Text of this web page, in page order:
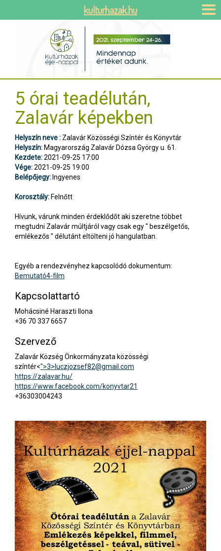
5 órai teadélután,
Zalavár képekben
Helyszín neve : Zalavár Közösségi Színtér és Könyvtár
Helyszín: Magyarország Zalavár Dózsa György u. 61.
Kezdete:2021-09-25 17:00
Vége:2021-09-25 19:00
Belépőjegy: Ingyenes
Korosztály: Felnőtt
Hívunk, várunk minden érdeklődőt aki szeretne többet
megtudni Zalavár múltjáról vagy csak egy " beszélgetős,
emlékezős " délutánt eltölteni jó hangulatban.
Egyéb a rendezvényhez kapcsolódó dokumentum:
Bemutató4-film
Kapcsolattartó
Mohácsiné Haraszti Ilona
+36 70 337 6657
Szervező
Zalavár Község Önkormányzata közösségi
színtér<">3> luczjozsef82@gmail.com
https://zalavar.hu/
https://www.facebook.com/konyvtar21
+36303004243
kulturhazak.hu